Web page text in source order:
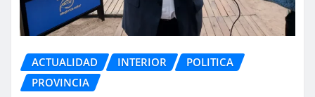
ACTUALIDAD INTERIOR
POLITICA
PROVINCIA